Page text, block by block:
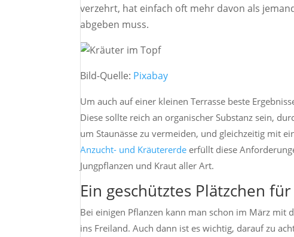
verzehrt, hat einfach oft mehr davon als
abgeben muss.
Bild-Quelle: Pixabay
Um auch auf einer kleinen Terrasse beste
Diese sollte reich an organischer Substanz sein,
um Staunässe zu vermeiden, und gleichzeitig mit
Anzucht- und Kräutererde erfüllt diese
Jungpflanzen und Kraut aller Art.
Ein geschütztes Plätzchen
Bei einigen Pflanzen kann man schon im März mit
ins Freiland. Auch dann ist es wichtig, darauf zu